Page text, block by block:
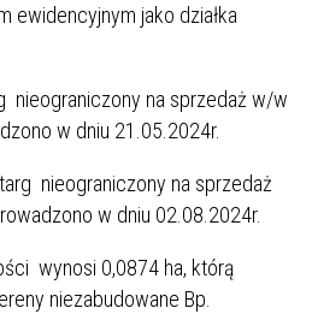
ewidencyjnym jako działka
nieograniczony na sprzedaż w/w
w dniu 21.05.2024r.
nieograniczony na sprzedaż
w dniu 02.08.2024r.
wynosi 0,0874 ha, którą
niezabudowane Bp.